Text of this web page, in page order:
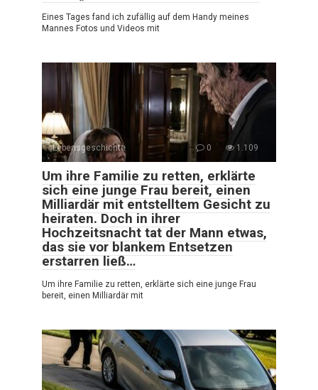
Eines Tages fand ich zufällig auf dem Handy meines
Mannes Fotos und Videos mit
Lebensgeschichte 0 1.109
Um ihre Familie zu retten, erklärte
sich eine junge Frau bereit, einen
Milliardär mit entstelltem Gesicht zu
heiraten. Doch in ihrer
Hochzeitsnacht tat der Mann etwas,
das sie vor blankem Entsetzen
erstarren ließ…
Um ihre Familie zu retten, erklärte sich eine junge Frau
bereit, einen Milliardär mit